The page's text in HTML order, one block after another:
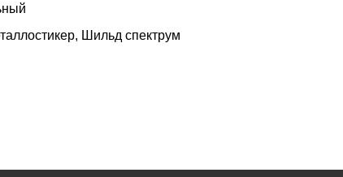
Шильд спектрум